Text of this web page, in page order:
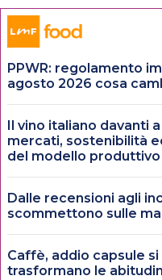
PPWR: regolamento
agosto 2026 cosa
Il vino italiano davanti
mercati, sostenibilità
del modello produttivo
Dalle recensioni agli
scommettono sulle
Caffè, addio capsule
trasformano le